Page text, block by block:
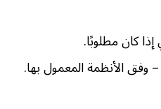
كان مطلوبًا.
الأنظمة المعمول بها.